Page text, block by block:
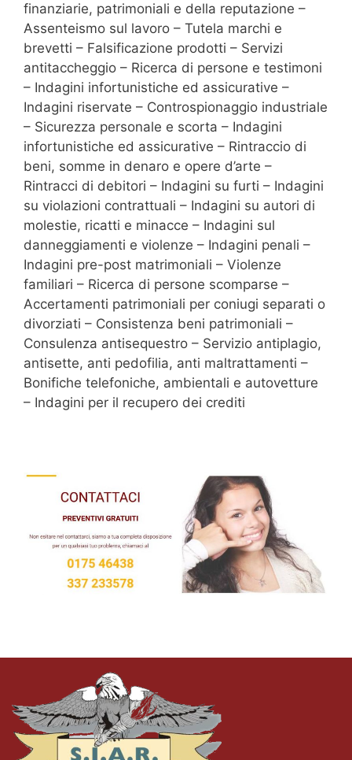
finanziarie, patrimoniali e della reputazione –
Assenteismo sul lavoro – Tutela marchi e
brevetti – Falsificazione prodotti – Servizi
antitaccheggio – Ricerca di persone e testimoni
– Indagini infortunistiche ed assicurative –
Indagini riservate – Controspionaggio industriale
– Sicurezza personale e scorta – Indagini
infortunistiche ed assicurative – Rintraccio di
beni, somme in denaro e opere d’arte –
Rintracci di debitori – Indagini su furti – Indagini
su violazioni contrattuali – Indagini su autori di
molestie, ricatti e minacce – Indagini sul
danneggiamenti e violenze – Indagini penali –
Indagini pre-post matrimoniali – Violenze
familiari – Ricerca di persone scomparse –
Accertamenti patrimoniali per coniugi separati o
divorziati – Consistenza beni patrimoniali –
Consulenza antisequestro – Servizio antiplagio,
antisette, anti pedofilia, anti maltrattamenti –
Bonifiche telefoniche, ambientali e autovetture
– Indagini per il recupero dei crediti